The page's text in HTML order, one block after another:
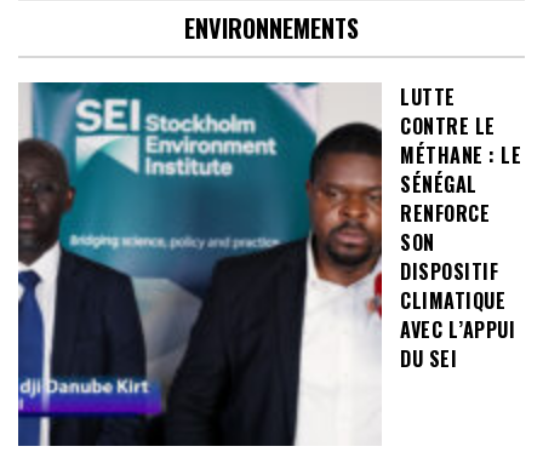
ENVIRONNEMENTS
LUTTE
CONTRE LE
MÉTHANE : LE
SÉNÉGAL
RENFORCE
SON
DISPOSITIF
CLIMATIQUE
AVEC L’APPUI
DU SEI